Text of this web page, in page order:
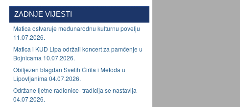
ZADNJE VIJESTI
Matica ostvaruje međunarodnu kulturnu povelju
11.07.2026.
Matica i KUD Lipa održali koncert za pamćenje u
Bojnicama 10.07.2026.
Obilježen blagdan Svetih Ćirila i Metoda u
Lipovljanima 04.07.2026.
Održane ljetne radionice- tradicija se nastavlja
04.07.2026.